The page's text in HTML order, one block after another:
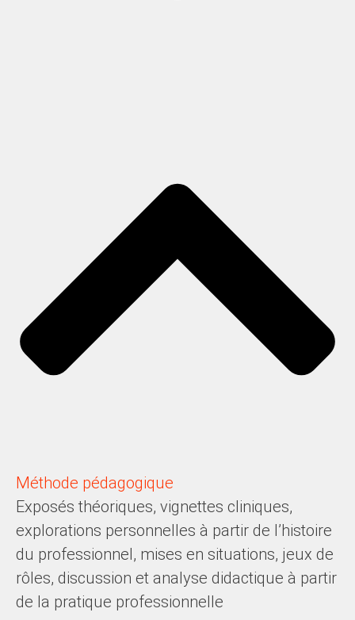
Méthode pédagogique
Exposés théoriques, vignettes cliniques,
explorations personnelles à partir de l’histoire
du professionnel, mises en situations, jeux de
rôles, discussion et analyse didactique à partir
de la pratique professionnelle